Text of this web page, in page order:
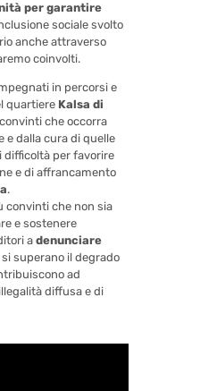
per garantire
sociale svolto
anche attraverso
coinvolti.
in percorsi e
quartiere Kalsa di
che occorra
e dalla cura di quelle
difficoltà per favorire
e di affrancamento
.
convinti che non sia
e sostenere
a denunciare
si superano il degrado
ad
diffusa e di